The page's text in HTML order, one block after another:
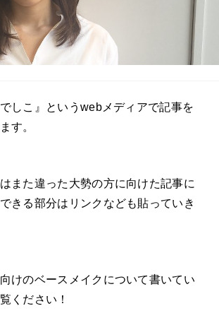
しこ』というwebメディアで記事を
す。
また違った大勢の方に向けた記事に
きる部分はリンクなども貼っていき
けのベースメイクについて書いてい
ください！